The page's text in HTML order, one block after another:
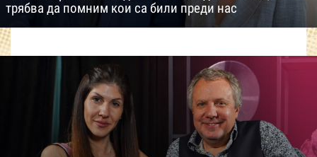
трябва да помним кои са били преди нас